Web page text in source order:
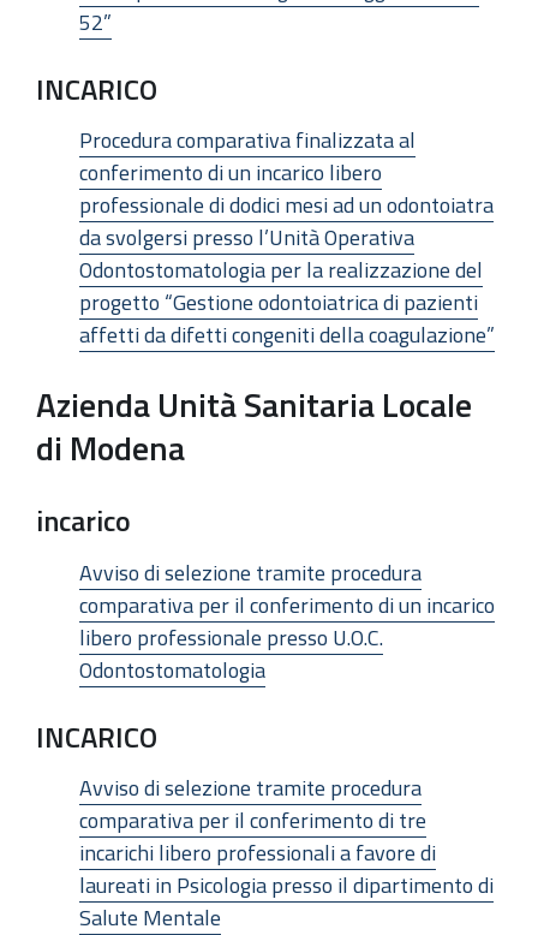
52”
INCARICO
Procedura comparativa finalizzata al
conferimento di un incarico libero
professionale di dodici mesi ad un odontoiatra
da svolgersi presso l’Unità Operativa
Odontostomatologia per la realizzazione del
progetto “Gestione odontoiatrica di pazienti
affetti da difetti congeniti della coagulazione”
Azienda Unità Sanitaria Locale
di Modena
incarico
Avviso di selezione tramite procedura
comparativa per il conferimento di un incarico
libero professionale presso U.O.C.
Odontostomatologia
INCARICO
Avviso di selezione tramite procedura
comparativa per il conferimento di tre
incarichi libero professionali a favore di
laureati in Psicologia presso il dipartimento di
Salute Mentale